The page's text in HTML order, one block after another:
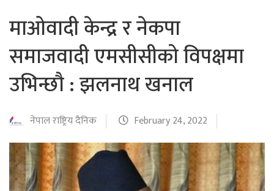
माओवादी केन्द्र र नेकपा
समाजवादी एमसीसीको विपक्षमा
उभिन्छौ : झलनाथ खनाल
नेपाल राष्ट्रिय दैनिक February 24, 2022